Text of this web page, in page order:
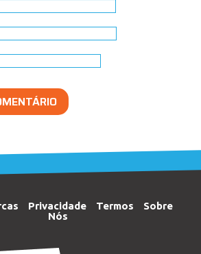
Privacidade Termos
Sobre
Nós